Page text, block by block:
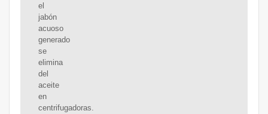
el
jabón
acuoso
generado
se
elimina
del
aceite
en
centrifugadoras.